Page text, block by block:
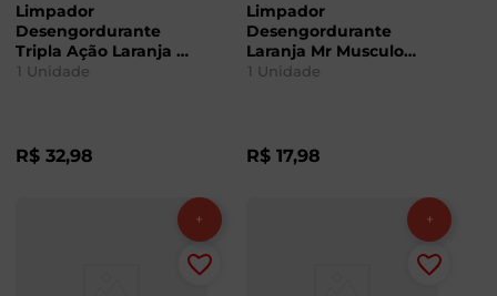
Limpador
Desengordurante
Tripla Ação Laranja Mr
Musculo 500ml
1 Unidade
R$ 32,98
Limpador
Desengordurante
Laranja Mr Musculo
Refil 400ml
1 Unidade
R$ 17,98